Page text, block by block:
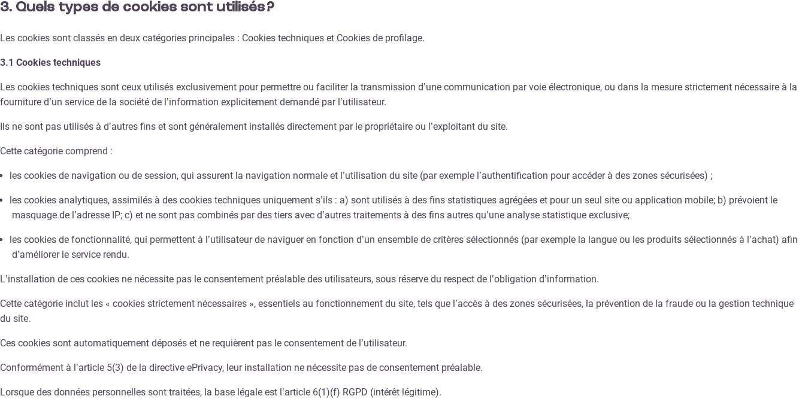
3. Quels types de cookies sont utilisés ?
Les cookies sont classés en deux catégories principales : Cookies techniques et Cookies de profilage.
3.1 Cookies techniques
Les cookies techniques sont ceux utilisés exclusivement pour permettre ou faciliter la transmission d’une communication par voie électronique, ou dans la mesure strictement nécessaire à la
fourniture d’un service de la société de l’information explicitement demandé par l’utilisateur.
Ils ne sont pas utilisés à d’autres fins et sont généralement installés directement par le propriétaire ou l’exploitant du site.
Cette catégorie comprend :
les cookies de navigation ou de session, qui assurent la navigation normale et l’utilisation du site (par exemple l’authentification pour accéder à des zones sécurisées) ;
les cookies analytiques, assimilés à des cookies techniques uniquement s’ils : a) sont utilisés à des fins statistiques agrégées et pour un seul site ou application mobile; b) prévoient le
masquage de l’adresse IP; c) et ne sont pas combinés par des tiers avec d’autres traitements à des fins autres qu’une analyse statistique exclusive;
les cookies de fonctionnalité, qui permettent à l’utilisateur de naviguer en fonction d’un ensemble de critères sélectionnés (par exemple la langue ou les produits sélectionnés à l’achat) afin
d’améliorer le service rendu.
L’installation de ces cookies ne nécessite pas le consentement préalable des utilisateurs, sous réserve du respect de l’obligation d’information.
Cette catégorie inclut les « cookies strictement nécessaires », essentiels au fonctionnement du site, tels que l’accès à des zones sécurisées, la prévention de la fraude ou la gestion technique
du site.
Ces cookies sont automatiquement déposés et ne requièrent pas le consentement de l’utilisateur.
Conformément à l’article 5(3) de la directive ePrivacy, leur installation ne nécessite pas de consentement préalable.
Lorsque des données personnelles sont traitées, la base légale est l’article 6(1)(f) RGPD (intérêt légitime).